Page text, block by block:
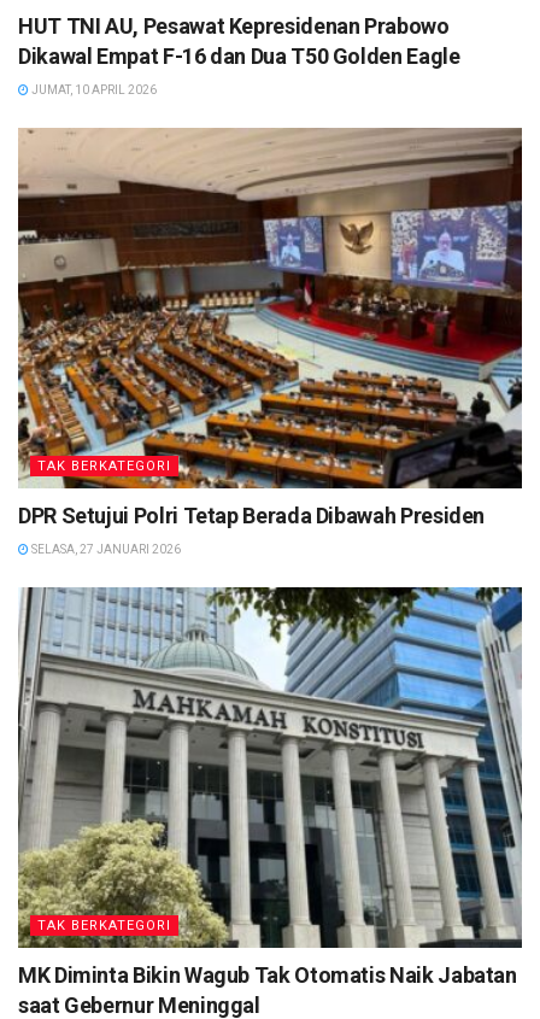
HUT TNI AU, Pesawat Kepresidenan Prabowo
Dikawal Empat F-16 dan Dua T50 Golden Eagle
JUMAT, 10 APRIL 2026
TAK BERKATEGORI
DPR Setujui Polri Tetap Berada Dibawah Presiden
SELASA, 27 JANUARI 2026
TAK BERKATEGORI
MK Diminta Bikin Wagub Tak Otomatis Naik Jabatan
saat Gebernur Meninggal